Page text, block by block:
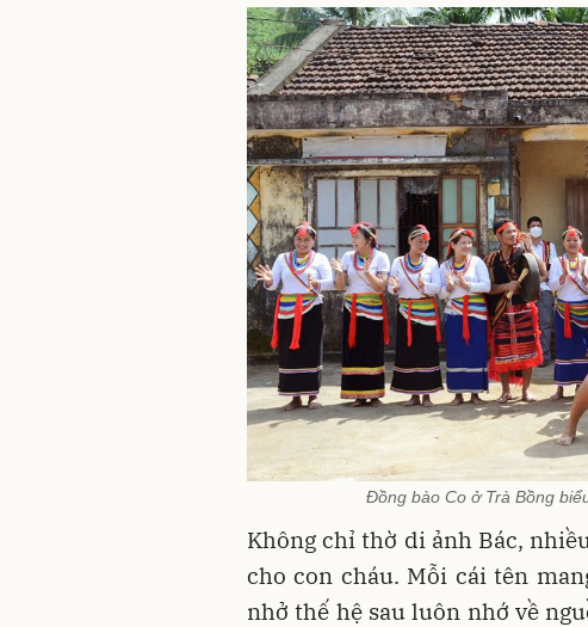
Đồng bào Co ở Trà Bồng
Không chỉ thờ di ảnh Bác,
cho con cháu. Mỗi cái tên
nhở thế hệ sau luôn nhớ về